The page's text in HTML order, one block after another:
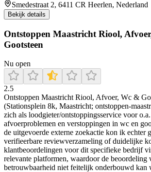
Smedestraat 2, 6411 CR Heerlen, Nederland
Bekijk details
Ontstoppen Maastricht Riool,
Gootsteen
Nu open
2.5
Ontstoppen Maastricht Riool, Afvoer, Wc &
(Stationsplein 8k, Maastricht; ontstoppen-
zich als loodgieter/ontstoppingsservice voor
afvoerproblemen en verstoppingen in wc en
de uitgevoerde externe zoekactie kon ik echter
verifieerbare reviewverzameling of duidelijke
klantbeoordelingen voor dit specifieke bedrijf
relevante platformen, waardoor de beoordeling
betrouwbaarheid niet feitelijk onderbouwd kan